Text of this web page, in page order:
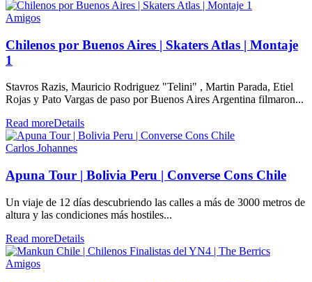
Amigos
Chilenos por Buenos Aires | Skaters Atlas | Montaje
1
Stavros Razis, Mauricio Rodriguez "Telini" , Martin Parada, Etiel
Rojas y Pato Vargas de paso por Buenos Aires Argentina filmaron...
Read moreDetails
Carlos Johannes
Apuna Tour | Bolivia Peru | Converse Cons Chile
Un viaje de 12 días descubriendo las calles a más de 3000 metros de
altura y las condiciones más hostiles...
Read moreDetails
Amigos